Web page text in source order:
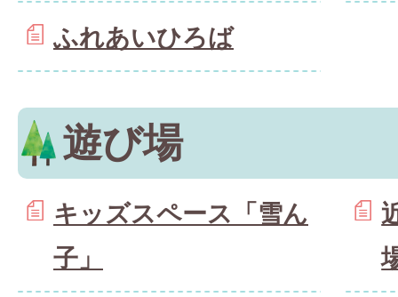
ふれあいひろば
遊び場
キッズスペース「雪ん
子」